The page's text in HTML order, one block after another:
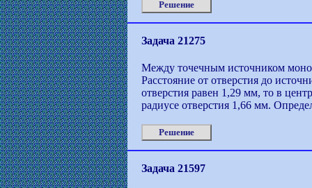
Решение
Задача 21275
Между точечным источником
Расстояние от отверстия до
отверстия равен 1,29 мм, то в
радиусе отверстия 1,66 мм.
Решение
Задача 21597